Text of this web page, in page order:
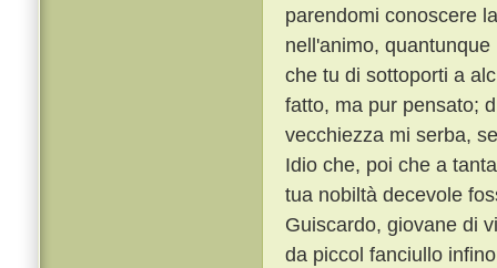
parendomi conoscere
nell'animo,
che tu di sottoporti a
fatto, ma pur pensato;
vecchiezza mi serba,
Idio che, poi che a
tua nobiltà decevole
Guiscardo, giovane di
da piccol fanciullo